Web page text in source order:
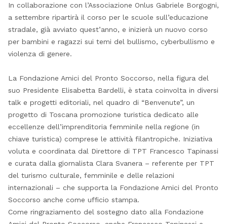
In collaborazione con l’Associazione Onlus Gabriele Borgogni,
a settembre ripartirà il corso per le scuole sull’educazione
stradale, già avviato quest’anno, e inizierà un nuovo corso
per bambini e ragazzi sui temi del bullismo, cyberbullismo e
violenza di genere.
La Fondazione Amici del Pronto Soccorso, nella figura del
suo Presidente Elisabetta Bardelli, è stata coinvolta in diversi
talk e progetti editoriali, nel quadro di “Benvenute”, un
progetto di Toscana promozione turistica dedicato alle
eccellenze dell’imprenditoria femminile nella regione (in
chiave turistica) comprese le attività filantropiche. Iniziativa
voluta e coordinata dal Direttore di TPT Francesco Tapinassi
e curata dalla giornalista Clara Svanera – referente per TPT
del turismo culturale, femminile e delle relazioni
internazionali – che supporta la Fondazione Amici del Pronto
Soccorso anche come ufficio stampa.
Come ringraziamento del sostegno dato alla Fondazione